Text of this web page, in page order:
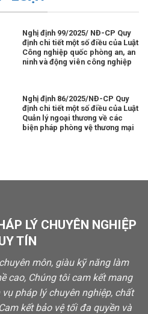
Nghị định 99/2025/ NĐ-CP Quy
định chi tiết một số điều của Luật
Công nghiệp quốc phòng an, an
ninh và động viên công nghiệp
Nghị định 86/2025/NĐ-CP Quy
định chi tiết một số điều của Luật
Quản lý ngoại thương về các
biện pháp phòng vệ thương mại
LÝ CHUYÊN NGHIỆP
TÍN
môn, giàu kỹ năng làm
cao, Chúng tôi cam kết mang
pháp lý chuyên nghiệp, chất
kết bảo vệ tối đa quyền và